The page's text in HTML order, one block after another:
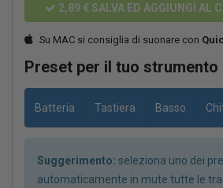
2,89 € SALVA ED AGGIUNGI AL
Su MAC si consiglia di suonare con
Preset per il tuo strumento
Batteria Tastiera Basso
Suggerimento: seleziona uno dei
automaticamente in mute tutte le